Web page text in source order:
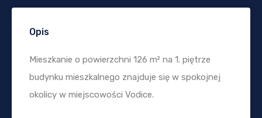
Opis
Mieszkanie o powierzchni 126 m² na 1. piętrze
budynku mieszkalnego znajduje się w spokojnej
okolicy w miejscowości Vodice.